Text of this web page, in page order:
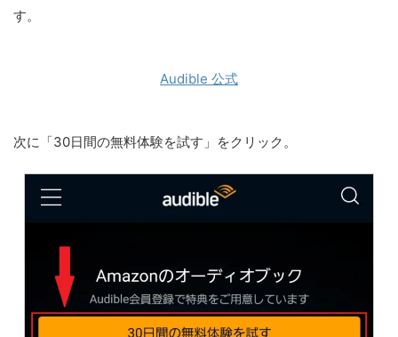
す。
Audible 公式
次に「30日間の無料体験を試す」をクリック。